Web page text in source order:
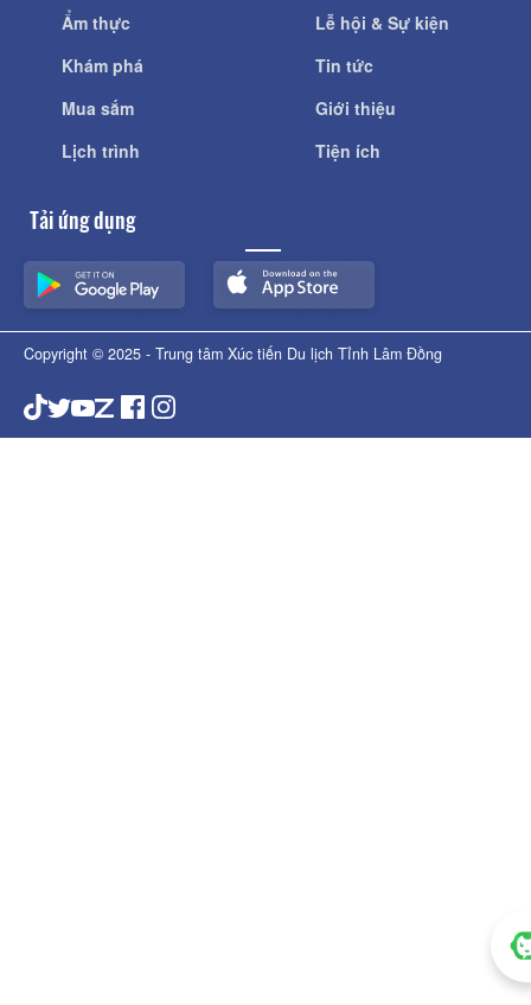
Ẩm thực
Khám phá
Mua sắm
Lịch trình
Lễ hội & Sự kiện
Tin tức
Giới thiệu
Tiện ích
Tải ứng dụng
Copyright © 2025 - Trung tâm Xúc tiến Du lịch Tỉnh Lâm Đồng